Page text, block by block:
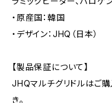
・原産国：韓国
・デザイン：JHQ（日本）
【製品保証について】
JHQマルチグリドルはご
き。